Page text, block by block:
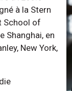
à la Stern
School of
Shanghai, en
New York,